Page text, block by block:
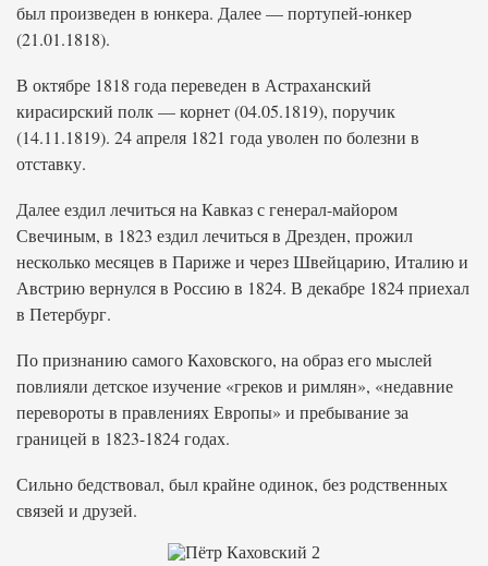
был произведен в юнкера. Далее — портупей-юнкер
(21.01.1818).
В октябре 1818 года переведен в Астраханский
кирасирский полк — корнет (04.05.1819), поручик
(14.11.1819). 24 апреля 1821 года уволен по болезни в
отставку.
Далее ездил лечиться на Кавказ с генерал-майором
Свечиным, в 1823 ездил лечиться в Дрезден, прожил
несколько месяцев в Париже и через Швейцарию, Италию и
Австрию вернулся в Россию в 1824. В декабре 1824 приехал
в Петербург.
По признанию самого Каховского, на образ его мыслей
повлияли детское изучение «греков и римлян», «недавние
перевороты в правлениях Европы» и пребывание за
границей в 1823-1824 годах.
Сильно бедствовал, был крайне одинок, без родственных
связей и друзей.